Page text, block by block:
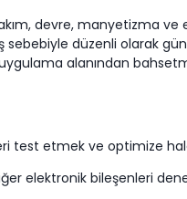
devre, manyetizma ve
sebebiyle düzenli olarak
alanından
test etmek ve optimize
elektronik bileşenleri